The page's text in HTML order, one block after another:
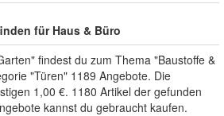
für Haus & Büro
findest du zum Thema "Baustoffe &
"Türen" 1189 Angebote. Die
1,00 €. 1180 Artikel der gefunden
kannst du gebraucht kaufen.